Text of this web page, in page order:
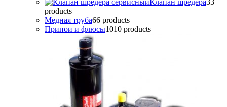
products
Медная труба66 products
Припои и флюсы1010 products